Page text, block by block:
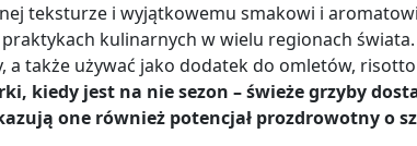
teksturze i wyjątkowemu smakowi i
kulinarnych w wielu regionach
a także używać jako dodatek do omletów,
kiedy jest na nie sezon – świeże grzyby
one również potencjał prozdrowotny o